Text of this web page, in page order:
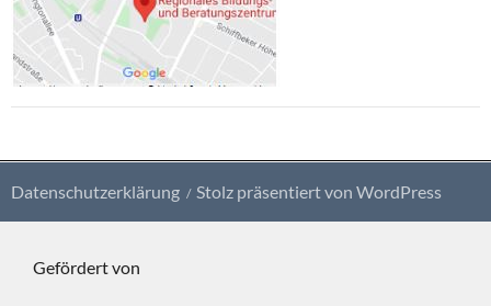
Datenschutzerklärung Stolz präsentiert von WordPress
Gefördert von